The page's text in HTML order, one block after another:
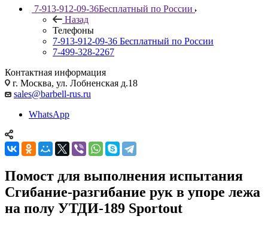
7-913-912-09-36Бесплатный по России
Назад
Телефоны
7-913-912-09-36 Бесплатный по России
7-499-328-2267
Контактная информация
г. Москва, ул. Лобненская д.18
sales@barbell-rus.ru
WhatsApp
Помост для выполнения испытания
Сгибание-разгибание рук в упоре лежа
на полу УТДИ-189 Sportout